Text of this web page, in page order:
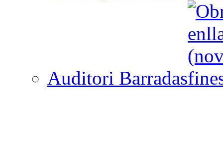
Auditori Barradas